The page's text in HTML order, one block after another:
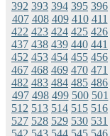
392 393 394 395 396
407 408 409 410 411
422 423 424 425 426
437 438 439 440 441
452 453 454 455 456
467 468 469 470 471
482 483 484 485 486
497 498 499 500 501
512 513 514 515 516
527 528 529 530 531
542 543 544 545 546